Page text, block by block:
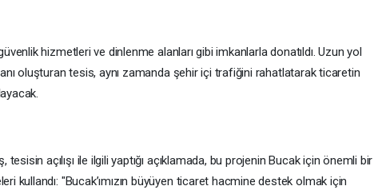
hizmetleri ve dinlenme alanları gibi imkanlarla donatıldı. Uzun yol
oluşturan tesis, aynı zamanda şehir içi trafiğini rahatlatarak ticaretin
tesisin açılışı ile ilgili yaptığı açıklamada, bu projenin Bucak için önemli bir
kullandı: "Bucak’ımızın büyüyen ticaret hacmine destek olmak için